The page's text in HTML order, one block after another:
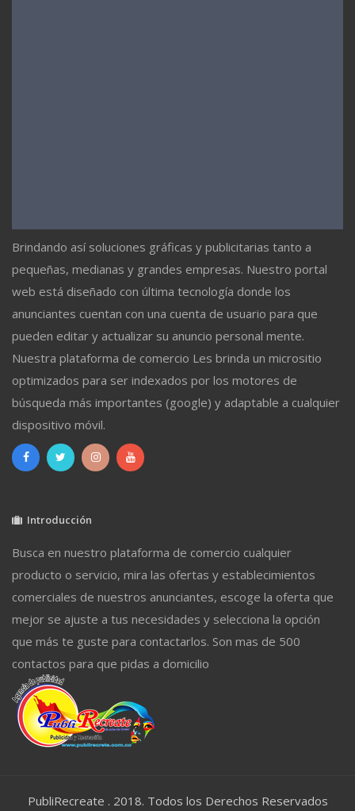
Brindando así soluciones gráficas y publicitarias tanto a
pequeñas, medianas y grandes empresas. Nuestro portal
web está diseñado con última tecnología donde los
anunciantes cuentan con una cuenta de usuario para que
pueden editar y actualizar su anuncio personal mente.
Nuestra plataforma de comercio Les brinda un micrositio
optimizados para ser indexados por los motores de
búsqueda más importantes (google) y adaptable a cualquier
dispositivo móvil.
Introducción
Busca en nuestro plataforma de comercio cualquier
producto o servicio, mira las ofertas y establecimientos
comerciales de nuestros anunciantes, escoge la oferta que
mejor se ajuste a tus necesidades y selecciona la opción
que más te guste para contactarlos. Son mas de 500
contactos para que pidas a domicilio
PubliRecreate . 2018. Todos los Derechos Reservados